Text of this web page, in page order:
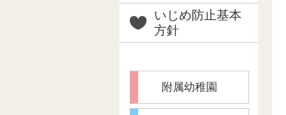
いじめ防止基本
方針
附属幼稚園